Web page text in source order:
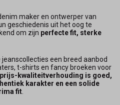
maker en ontwerper van
geschiedenis uit het oog te
om zijn perfecte fit, sterke
een breed aanbod
t-shirts en fancy broeken voor
prijs-kwaliteitverhouding is goed,
karakter en een solide
fit